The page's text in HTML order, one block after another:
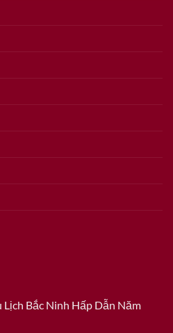
Bắc Ninh Hấp Dẫn Năm